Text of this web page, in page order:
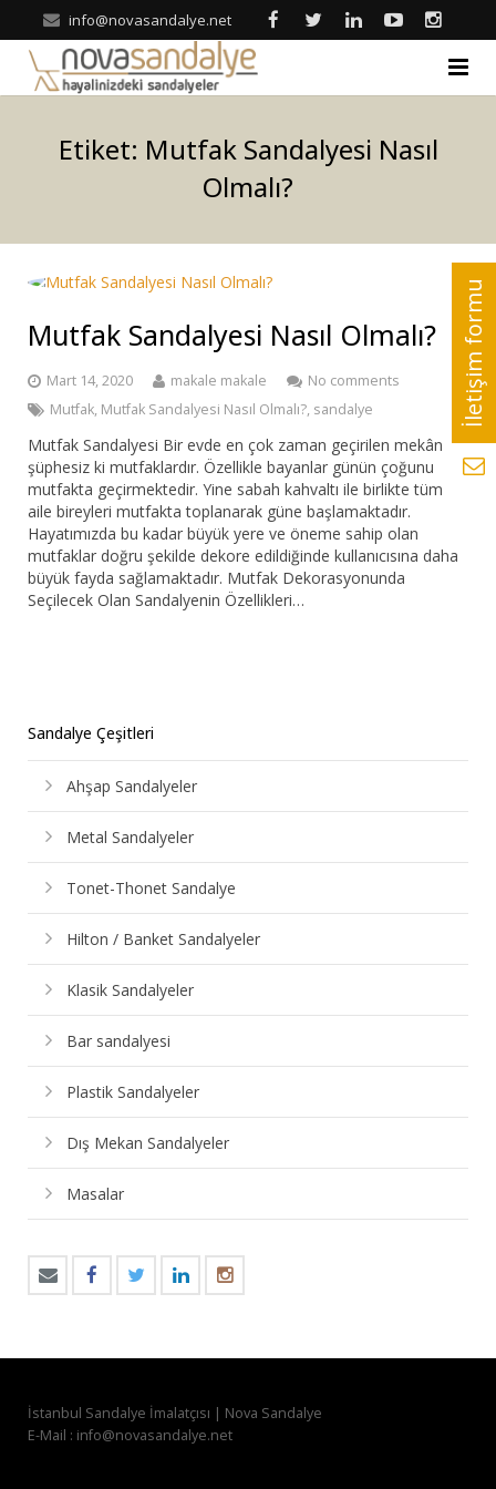
info@novasandalye.net
Ahşap Sandalye
Metal Sandalye
Tonet-Thonet Sandalye
Klasik Sandalye
Bar Sandalyesi
Restaurant Sandalyesi
Masalar
REFERANSLAR
Nova | Blog
İLETİŞİM
Etiket: Mutfak Sandalyesi Nasıl
Olmalı?
Mutfak Sandalyesi Nasıl Olmalı?
Mart 14, 2020 makale makale
No comments
Mutfak, Mutfak Sandalyesi Nasıl Olmalı?, sandalye
Mutfak Sandalyesi Bir evde en çok zaman geçirilen mekân
şüphesiz ki mutfaklardır. Özellikle bayanlar günün çoğunu
mutfakta geçirmektedir. Yine sabah kahvaltı ile birlikte tüm
aile bireyleri mutfakta toplanarak güne başlamaktadır.
Hayatımızda bu kadar büyük yere ve öneme sahip olan
mutfaklar doğru şekilde dekore edildiğinde kullanıcısına daha
büyük fayda sağlamaktadır. Mutfak Dekorasyonunda
Seçilecek Olan Sandalyenin Özellikleri…
Sandalye Çeşitleri
Ahşap Sandalyeler
Metal Sandalyeler
Tonet-Thonet Sandalye
Hilton / Banket Sandalyeler
Klasik Sandalyeler
Bar sandalyesi
Plastik Sandalyeler
Dış Mekan Sandalyeler
Masalar
İstanbul Sandalye İmalatçısı | Nova Sandalye
E-Mail : info@novasandalye.net